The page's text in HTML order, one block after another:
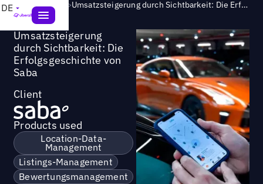
DE Success Story > Umsatzsteigerung durch Sichtbarkeit: Die Erfolgsgeschichte von Saba
Umsatzsteigerung
durch Sichtbarkeit: Die
Erfolgsgeschichte von
Saba
Client
Products used
Location-Data-
Management
Listings-Management
Bewertungsmanagement